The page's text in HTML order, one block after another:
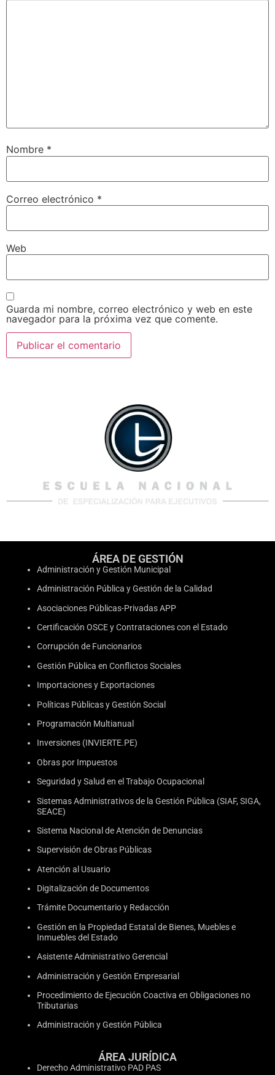
Nombre *
Correo electrónico *
Web
Guarda mi nombre, correo electrónico y web en este
navegador para la próxima vez que comente.
ÁREA DE GESTIÓN
Administración y Gestión Municipal
Administración Pública y Gestión de la Calidad
Asociaciones Públicas-Privadas APP
Certificación OSCE y Contrataciones con el Estado
Corrupción de Funcionarios
Gestión Pública en Conflictos Sociales
Importaciones y Exportaciones
Políticas Públicas y Gestión Social
Programación Multianual
Inversiones (INVIERTE.PE)
Obras por Impuestos
Seguridad y Salud en el Trabajo Ocupacional
Sistemas Administrativos de la Gestión Pública (SIAF, SIGA,
SEACE)
Sistema Nacional de Atención de Denuncias
Supervisión de Obras Públicas
Atención al Usuario
Digitalización de Documentos
Trámite Documentario y Redacción
Gestión en la Propiedad Estatal de Bienes, Muebles e
Inmuebles del Estado
Asistente Administrativo Gerencial
Administración y Gestión Empresarial
Procedimiento de Ejecución Coactiva en Obligaciones no
Tributarias
Administración y Gestión Pública
ÁREA JURÍDICA
Derecho Administrativo PAD PAS